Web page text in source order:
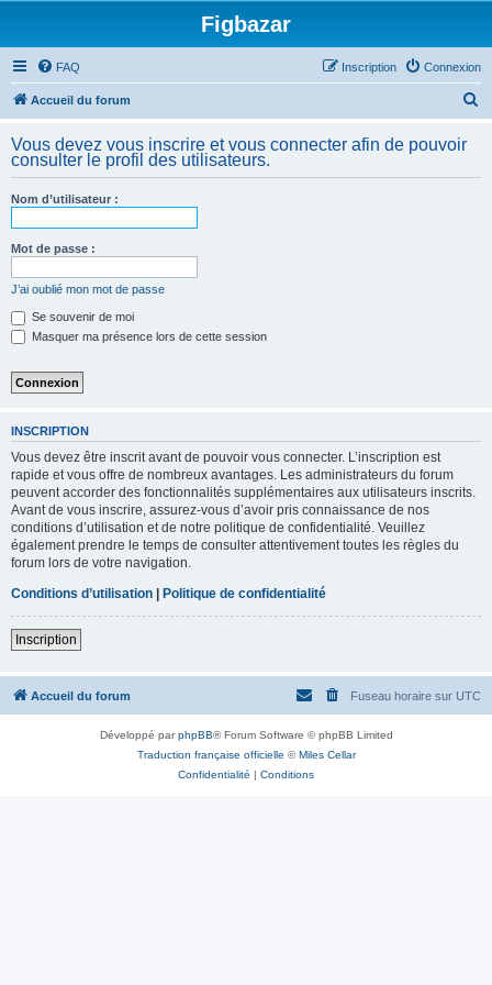
Figbazar
FAQ Connexion
Inscription
Accueil du forum
h
Vous devez vous inscrire et vous connecter afin de pouvoir
consulter le profil des utilisateurs.
Nom d’utilisateur :
Mot de passe :
J’ai oublié mon mot de passe
Se souvenir de moi
Masquer ma présence lors de cette session
INSCRIPTION
Vous devez être inscrit avant de pouvoir vous connecter. L’inscription est
rapide et vous offre de nombreux avantages. Les administrateurs du forum
peuvent accorder des fonctionnalités supplémentaires aux utilisateurs inscrits.
Avant de vous inscrire, assurez-vous d’avoir pris connaissance de nos
conditions d’utilisation et de notre politique de confidentialité. Veuillez
également prendre le temps de consulter attentivement toutes les règles du
forum lors de votre navigation.
Conditions d’utilisation | Politique de confidentialité
Inscription
Accueil du forum Fuseau horaire sur UTC
Développé parphpBB® Forum Software © phpBB Limited
Traduction française officielle ©Miles Cellar
Confidentialité | Conditions